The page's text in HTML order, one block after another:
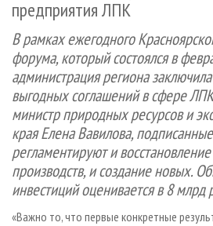
СУШКА ДРЕВЕСИНЫ
ПРОИЗВОДСТВО ДРЕВЕСНЫХ
ДЕРЕВЯННОЕ ДОМОСТРОЕНИЕ
ПРОИЗВОДСТВО МЕБЕЛИ
БИОЭНЕРГЕТИКА
ЦБП
ИНСТРУМЕНТ И МАТЕРИАЛЫ
ПЕРСОНЫ
МОБИЛЬНЫЕ ВЫСТАВКИ
ОФИЦИАЛЬНЫЕ ДЕЛЕГАЦИИ
ПРИОРИТЕТНЫЕ ИНВЕСТПРОЕКТЫ
RUSSIAN FORESTRY REVIEW
ГАЗЕТА ЛЕСПРОМФОРУМ
БИБЛИОТЕКА СПЕЦИАЛИСТА
КОНТАКТЫ
РЕКЛАМА
РЕКЛАМА НА САЙТЕ
предприятия ЛПК
В рамках ежегодного
форума, который состоялся в
администрация региона
выгодных соглашений в сфере
министр природных ресурсов и
края Елена Вавилова,
регламентируют и
производств, и создание новых.
инвестиций оценивается в 8 млрд
«Важно то, что первые конкретные